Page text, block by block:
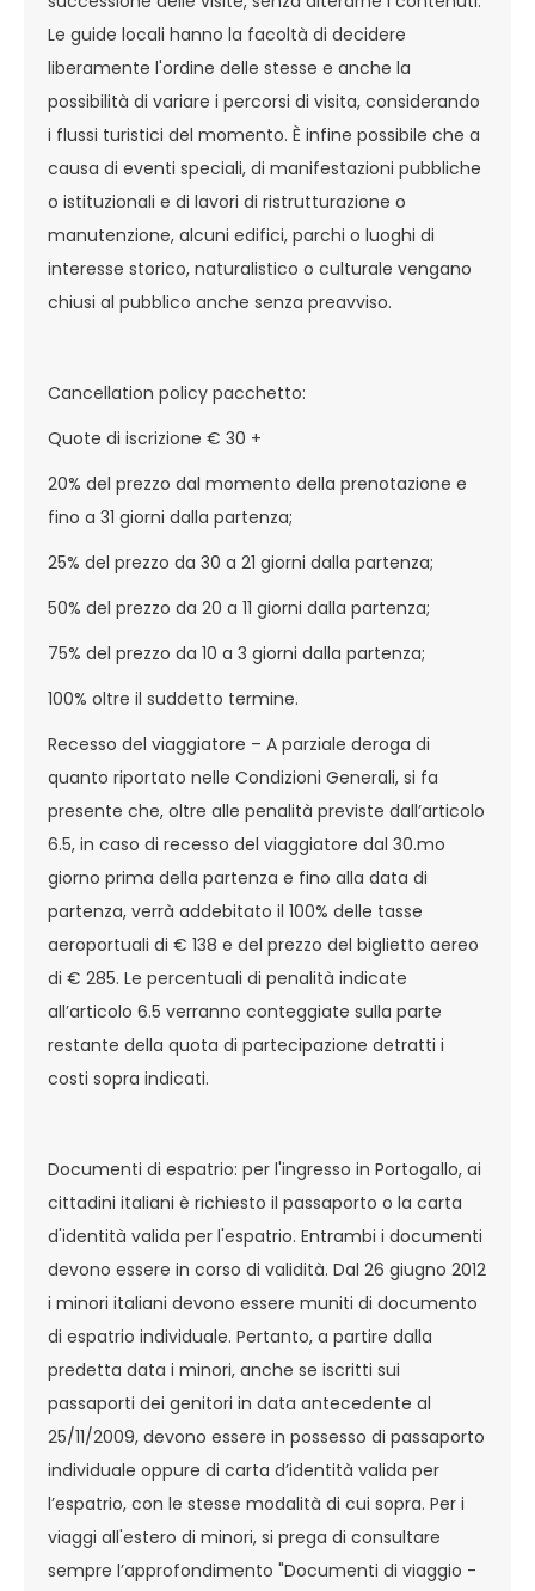
Le guide locali hanno la facoltà di decidere
liberamente l'ordine delle stesse e anche la
possibilità di variare i percorsi di visita, considerando
i flussi turistici del momento. È infine possibile che a
causa di eventi speciali, di manifestazioni pubbliche
o istituzionali e di lavori di ristrutturazione o
manutenzione, alcuni edifici, parchi o luoghi di
interesse storico, naturalistico o culturale vengano
chiusi al pubblico anche senza preavviso.
Cancellation policy pacchetto:
Quote di iscrizione € 30 +
20% del prezzo dal momento della prenotazione e
fino a 31 giorni dalla partenza;
25% del prezzo da 30 a 21 giorni dalla partenza;
50% del prezzo da 20 a 11 giorni dalla partenza;
75% del prezzo da 10 a 3 giorni dalla partenza;
100% oltre il suddetto termine.
Recesso del viaggiatore – A parziale deroga di
quanto riportato nelle Condizioni Generali, si fa
presente che, oltre alle penalità previste dall’articolo
6.5, in caso di recesso del viaggiatore dal 30.mo
giorno prima della partenza e fino alla data di
partenza, verrà addebitato il 100% delle tasse
aeroportuali di € 138 e del prezzo del biglietto aereo
di € 285. Le percentuali di penalità indicate
all’articolo 6.5 verranno conteggiate sulla parte
restante della quota di partecipazione detratti i
costi sopra indicati.
Documenti di espatrio: per l'ingresso in Portogallo, ai
cittadini italiani è richiesto il passaporto o la carta
d'identità valida per l'espatrio. Entrambi i documenti
devono essere in corso di validità. Dal 26 giugno 2012
i minori italiani devono essere muniti di documento
di espatrio individuale. Pertanto, a partire dalla
predetta data i minori, anche se iscritti sui
passaporti dei genitori in data antecedente al
25/11/2009, devono essere in possesso di passaporto
individuale oppure di carta d’identità valida per
l’espatrio, con le stesse modalità di cui sopra. Per i
viaggi all'estero di minori, si prega di consultare
sempre l’approfondimento "Documenti di viaggio -